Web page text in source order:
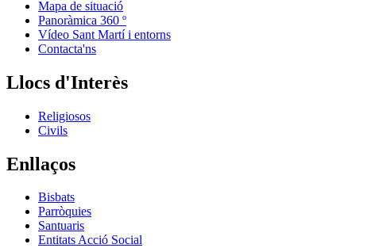
Mapa de situació
Panoràmica 360 º
Vídeo Sant Martí i entorns
Contacta'ns
Llocs d'Interès
Religiosos
Civils
Enllaços
Bisbats
Parròquies
Santuaris
Entitats Acció Social